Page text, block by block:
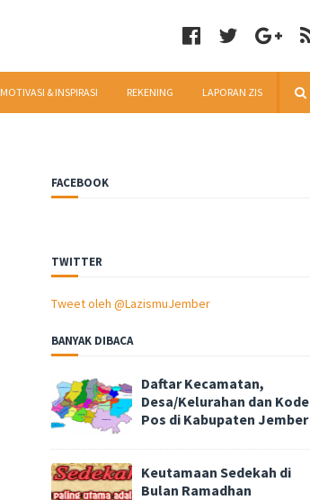
MOTIVASI & INSPIRASI REKENING LAPORAN ZIS
FACEBOOK
TWITTER
Tweet oleh @LazismuJember
BANYAK DIBACA
Daftar Kecamatan,
Desa/Kelurahan dan Kode
Pos di Kabupaten Jember
Keutamaan Sedekah di
Bulan Ramadhan